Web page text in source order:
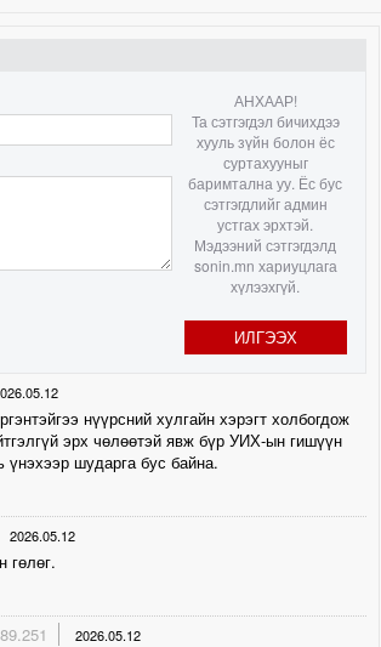
АНХААР!
Та сэтгэгдэл бичихдээ
хууль зүйн болон ёс
суртахууныг
баримтална уу. Ёс бус
сэтгэгдлийг админ
устгах эрхтэй.
Мэдээний сэтгэгдэлд
sonin.mn хариуцлага
хүлээхгүй.
ИЛГЭЭХ
нүүрсний хулгайн хэрэгт холбогдож
эрх чөлөөтэй явж бүр УИХ-ын гишүүн
үнэхээр шударга бус байна.
2026.05.12
гөлөг.
2026.05.12